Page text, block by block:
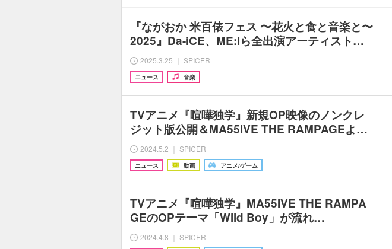
『ながおか 米百俵フェス 〜花火と食と音楽と〜
2025』Da-iCE、ME:Iら全出演アーティスト…
2025.3.25 ｜ SPICER
ニュース 音楽
TVアニメ『喧嘩独学』新規OP映像のノンクレ
ジット版公開＆MA55IVE THE RAMPAGEよ…
2024.5.2 ｜ SPICER
ニュース 動画 アニメ/ゲーム
TVアニメ『喧嘩独学』MA55IVE THE RAMPA
GEのOPテーマ「Wild Boy」が流れ…
2024.4.8 ｜ SPICER